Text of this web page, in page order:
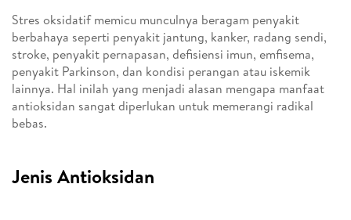
Stres oksidatif memicu munculnya beragam penyakit
berbahaya seperti penyakit jantung, kanker, radang sendi,
stroke, penyakit pernapasan, defisiensi imun, emfisema,
penyakit Parkinson, dan kondisi perangan atau iskemik
lainnya. Hal inilah yang menjadi alasan mengapa manfaat
antioksidan sangat diperlukan untuk memerangi radikal
bebas.
Jenis Antioksidan